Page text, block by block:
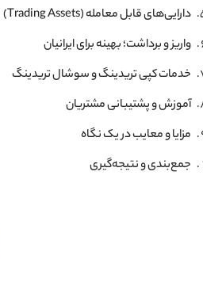
دارایی‌های قابل معامله (Trading Assets)
واریز و برداشت؛ بهینه برای ایرانیان
خدمات کپی تریدینگ و سوشال تریدینگ
آموزش و پشتیبانی مشتریان
مزایا و معایب در یک نگاه
جمع‌بندی و نتیجه‌گیری